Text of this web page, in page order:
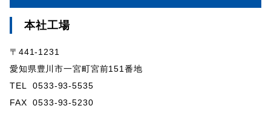
本社工場
〒441-1231
愛知県豊川市一宮町宮前151番地
TEL 0533-93-5535
FAX 0533-93-5230